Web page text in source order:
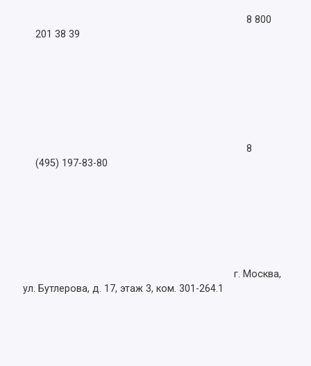
8 800
201 38 39
8
(495) 197-83-80
г. Москва,
ул. Бутлерова, д. 17, этаж 3, ком. 301-264.1